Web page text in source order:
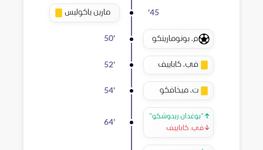
45
' مارين ياكوليس
م. بونومارينكو 50'
في. كاباييف 52'
ت. ميخافكو 54'
↑ "بوغدان ريدوشكو"
↓في. كاباييف
64'